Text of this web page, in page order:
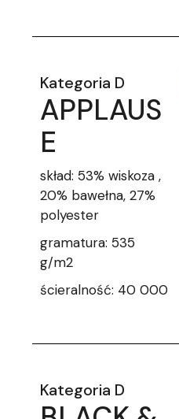
Kategoria D
APPLAUS
E
skład: 53% wiskoza ,
20% bawełna, 27%
polyester
gramatura: 535
g/m2
ścieralność: 40 000
Kategoria D